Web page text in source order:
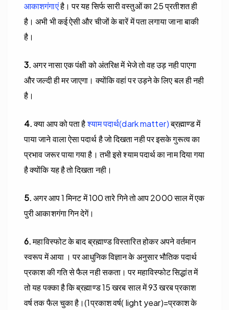
आकाशगंगाएंहै। पर यह सिर्फ सारी वस्तुओं का 25 प्रतीशत ही
है। अभी भी कई ऐसी और चीजों के बारें में पता लगाया जाना बाकी
है।
3.अगर नासा एक पंक्षी को अंतरिक्ष में भेजे तो वह उड़ नही पाएगा
और जल्दी ही मर जाएगा। क्योंकि वहां पर उड़ने के लिए बल ही नही
है।
4.क्या आप को पता हैश्याम पदार्थ(dark matter)ब्रह्माण्ड में
पाया जाने वाला ऐसा पदार्थ है जो दिखता नही पर इसके गुरूत्व का
प्रभाव जरूर पाया गया है। तभी इसे श्याम पदार्थ का नाम दिया गया
है क्योंकि यह है तो दिखता नही।
5.अगर आप 1 मिनट में 100 तारे गिने तो आप 2000 साल में एक
पुरी आकाशगंगा गिन देगें।
6.महाविस्फोट के बाद ब्रह्माण्ड विस्तारित होकर अपने वर्तमान
स्वरूप में आया । पर आधुनिक विज्ञान के अनुसार भौतिक पदार्थ
प्रकाश की गति से फैल नही सकता। पर महाविस्फोट सिद्धांत में
तो यह पक्का है कि ब्रह्माण्ड 15 खरब साल में 93 खरब प्रकाश
वर्ष तक फैल चुका है।(1प्रकाश वर्ष( light year)=प्रकाश के